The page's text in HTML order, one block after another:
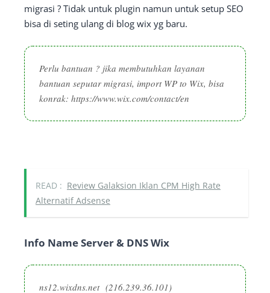
migrasi ? Tidak untuk plugin namun untuk setup SEO
bisa di seting ulang di blog wix yg baru.
Perlu bantuan ? jika membutuhkan layanan
bantuan seputar migrasi, import WP to Wix, bisa
konrak: https://www.wix.com/contact/en
READ : Review Galaksion Iklan CPM High Rate
Alternatif Adsense
Info Name Server & DNS Wix
ns12.wixdns.net (216.239.36.101)